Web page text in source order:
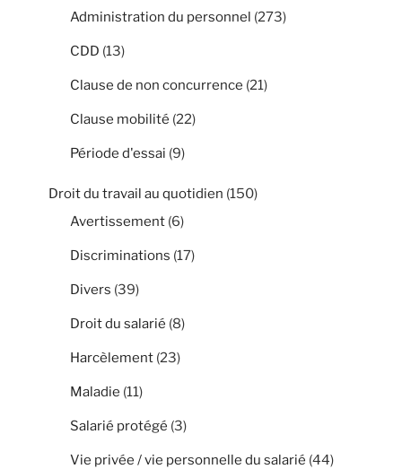
Administration du personnel (273)
CDD (13)
Clause de non concurrence (21)
Clause mobilité (22)
Période d'essai (9)
Droit du travail au quotidien (150)
Avertissement (6)
Discriminations (17)
Divers (39)
Droit du salarié (8)
Harcèlement (23)
Maladie (11)
Salarié protégé (3)
Vie privée / vie personnelle du salarié (44)